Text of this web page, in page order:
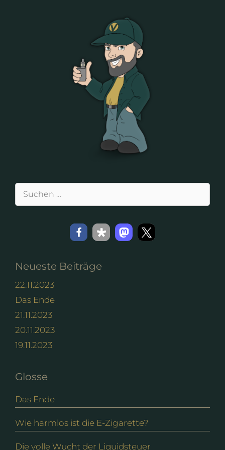
Suchen
Neueste Beiträge
22.11.2023
Das Ende
21.11.2023
20.11.2023
19.11.2023
Glosse
Das Ende
Wie harmlos ist die E-Zigarette?
Die volle Wucht der Liquidsteuer